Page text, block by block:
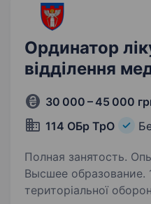
Ординатор
відділення
30 000 – 45 000
114 ОБр ТрО
Полная занятость.
Высшее образование. 114-та окрема бригада
територіальної